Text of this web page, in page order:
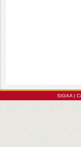
SIGAA |